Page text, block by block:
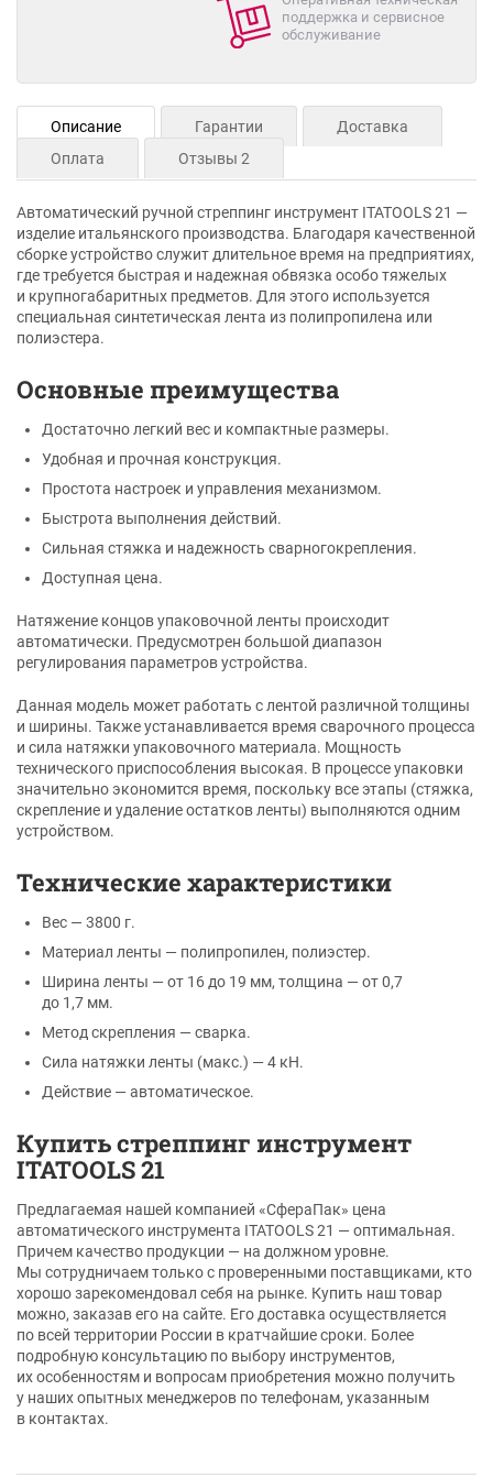
поддержка и сервисное
обслуживание
Описание Гарантии
Доставка
Оплата
Отзывы 2
Автоматический ручной стреппинг инструмент ITATOOLS 21 —
изделие итальянского производства. Благодаря качественной
сборке устройство служит длительное время на предприятиях,
где требуется быстрая и надежная обвязка особо тяжелых
и крупногабаритных предметов. Для этого используется
специальная синтетическая лента из полипропилена или
полиэстера.
Основные преимущества
Достаточно легкий вес и компактные размеры.
Удобная и прочная конструкция.
Простота настроек и управления механизмом.
Быстрота выполнения действий.
Сильная стяжка и надежность сварногокрепления.
Доступная цена.
Натяжение концов упаковочной ленты происходит
автоматически. Предусмотрен большой диапазон
регулирования параметров устройства.
Данная модель может работать с лентой различной толщины
и ширины. Также устанавливается время сварочного процесса
и сила натяжки упаковочного материала. Мощность
технического приспособления высокая. В процессе упаковки
значительно экономится время, поскольку все этапы (стяжка,
скрепление и удаление остатков ленты) выполняются одним
устройством.
Технические характеристики
Вес — 3800 г.
Материал ленты — полипропилен, полиэстер.
Ширина ленты — от 16 до 19 мм, толщина — от 0,7
до 1,7 мм.
Метод скрепления — сварка.
Сила натяжки ленты (макс.) — 4 кН.
Действие — автоматическое.
Купить стреппинг инструмент
ITATOOLS 21
Предлагаемая нашей компанией «СфераПак» цена
автоматического инструмента ITATOOLS 21 — оптимальная.
Причем качество продукции — на должном уровне.
Мы сотрудничаем только с проверенными поставщиками, кто
хорошо зарекомендовал себя на рынке. Купить наш товар
можно, заказав его на сайте. Его доставка осуществляется
по всей территории России в кратчайшие сроки. Более
подробную консультацию по выбору инструментов,
их особенностям и вопросам приобретения можно получить
у наших опытных менеджеров по телефонам, указанным
в контактах.